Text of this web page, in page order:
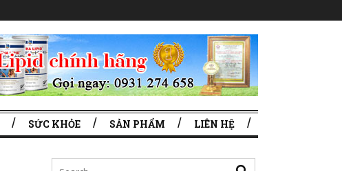
SỨC KHỎE SẢN PHẨM LIÊN HỆ